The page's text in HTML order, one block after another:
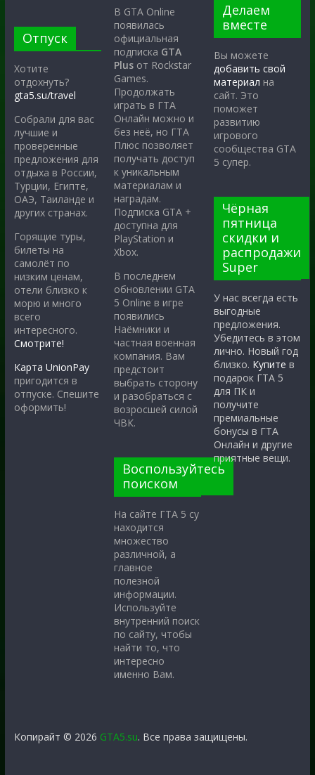
Отпуск
Хотите
отдохнуть?
gta5.su/travel
Собрали для вас
лучшие и
проверенные
предложения для
отдыха в России,
Турции, Египте,
ОАЭ, Таиланде и
других странах.
Горящие туры,
билеты на
самолёт по
низким ценам,
отели близко к
морю и много
всего
интересного.
Смотрите!
Карта UnionPay
пригодится в
отпуске. Спешите
оформить!
В GTA Online
появилась
официальная
подписка GTA
Plus от Rockstar
Games.
Продолжать
играть в ГТА
Онлайн можно и
без неё, но ГТА
Плюс позволяет
получать доступ
к уникальным
материалам и
наградам.
Подписка GTA +
доступна для
PlayStation и
Xbox.
В последнем
обновлении GTA
5 Online в игре
появились
Наёмники и
частная военная
компания. Вам
предстоит
выбрать сторону
и разобраться с
возросшей силой
ЧВК.
Воспользуйтесь
поиском
На сайте ГТА 5 су
находится
множество
различной, а
главное
полезной
информации.
Используйте
внутренний поиск
по сайту, чтобы
найти то, что
интересно
именно Вам.
Делаем
вместе
Вы можете
добавить свой
материал на
сайт. Это
поможет
развитию
игрового
сообщества GTA
5 супер.
Чёрная
пятница
скидки и
распродажи
Super
У нас всегда есть
выгодные
предложения.
Убедитесь в этом
лично. Новый год
близко. Купите в
подарок ГТА 5
для ПК и
получите
премиальные
бонусы в ГТА
Онлайн и другие
приятные вещи.
Копирайт © 2026 GTA5.su. Все права защищены.